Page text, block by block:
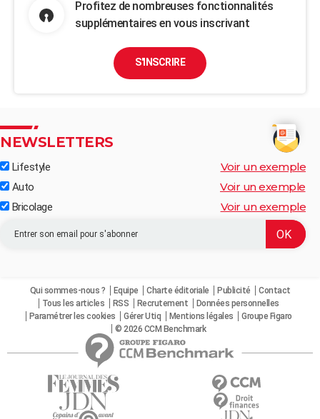
Profitez de nombreuses fonctionnalités
supplémentaires en vous inscrivant
S'INSCRIRE
NEWSLETTERS
Lifestyle Voir un exemple
Auto Voir un exemple
Bricolage Voir un exemple
Qui sommes-nous ? Equipe Charte éditoriale Publicité
Contact
Tous les articles
RSS Recrutement
Données personnelles
Paramétrer les cookies
Gérer Utiq Mentions légales
Groupe Figaro
© 2026 CCM Benchmark